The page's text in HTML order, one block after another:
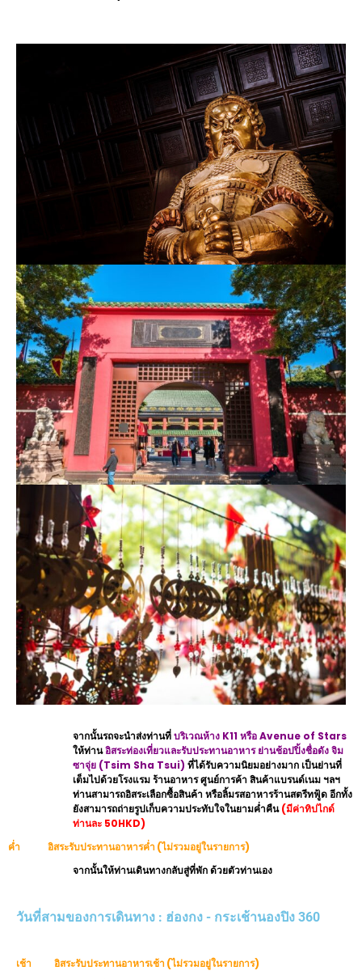
จากนั้นรถจะนำส่งท่านที่บริเวณห้าง K11 หรือ Avenue of Stars
ให้ท่านอิสระท่องเที่ยวและรับประทานอาหาร ย่านช้อปปิ้งชื่อดังจิม
ซาจุ่ย (Tsim Sha Tsui) ที่ได้รับความนิยมอย่างมาก เป็นย่านที่
เต็มไปด้วยโรงแรม ร้านอาหาร ศูนย์การค้า สินค้าแบรนด์เนม ฯลฯ
ท่านสามารถอิสระเลือกซื้อสินค้า หรือลิ้มรสอาหารร้านสตรีทฟู้ด อีกทั้ง
ยังสามารถถ่ายรูปเก็บความประทับใจในยามค่ำคืน(มีค่าทิปไกด์
ท่านละ 50HKD)
ค่ำ อิสระรับประทานอาหารค่ำ (ไม่รวมอยู่ในรายการ)
จากนั้นให้ท่านเดินทางกลับสู่ที่พัก ด้วยตัวท่านเอง
วันที่สามของการเดินทาง : ฮ่องกง - กระเช้านองปิง 360
เช้า อิสระรับประทานอาหารเช้า (ไม่รวมอยู่ในรายการ)